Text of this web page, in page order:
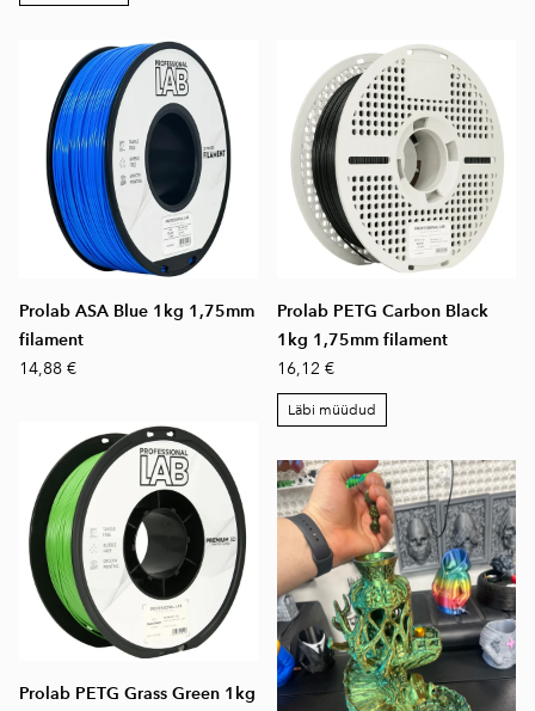
Prolab ASA Blue 1kg 1,75mm
filament
14,88 €
Prolab PETG Carbon Black
1kg 1,75mm filament
16,12 €
Läbi müüdud
Prolab PETG Grass Green 1kg